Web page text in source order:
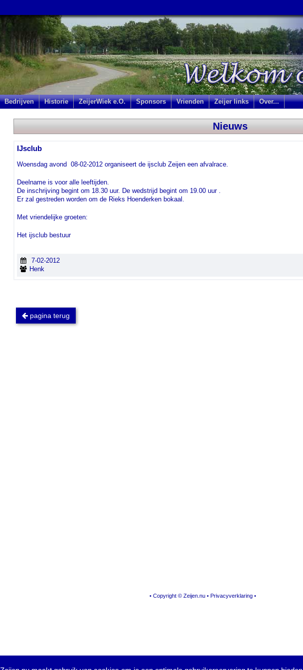
Bedrijven Historie ZeijerWiek e.O. Sponsors Vrienden Zeijer links Over...
Nieuws
IJsclub
Woensdag avond 08-02-2012 organiseert de ijsclub Zeijen een afvalrace.
Deelname is voor alle leeftijden.
De inschrijving begint om 18.30 uur. De wedstrijd begint om 19.00 uur .
Er zal gestreden worden om de Rieks Hoenderken bokaal.
Met vriendelijke groeten:
Het ijsclub bestuur
7-02-2012
Henk
pagina terug
• Copyright © Zeijen.nu • Privacyverklaring •